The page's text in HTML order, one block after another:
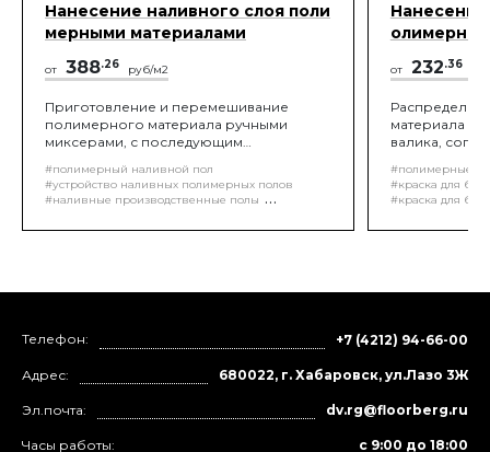
Нанесение наливного слоя поли
мерными материалами
от 388.26 руб/м2
Приготовление и перемешивание
полимерного материала ручными
миксерами, с последующим
пола, выполняется с помощью
специальной "ракели", либо зубчатого
слой заданной проектом толщины, с
#полимерный наливной пол
#устройство наливных полимерных полов
#наливные производственные полы
#наливной эпоксидный пол
Нанесение
от 232.36
материала
валика,
#полимерные
#краска для
#краска для
#краска для
Телефон: +7 (4212) 94-66-00
Адрес: 680022, г. Хабаровск, ул.Лазо 3Ж
Эл.почта: dv.rg@floorberg.ru
Часы работы: с 9:00 до 18:00